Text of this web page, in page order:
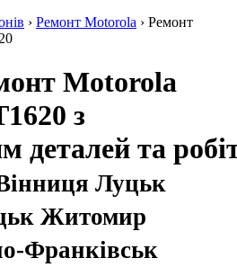
› Ремонт Motorola › Ремонт
Motorola
з
деталей та
Луцьк
Житомир
Франківськ